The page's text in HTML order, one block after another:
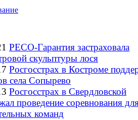
РЕСО-Гарантия застраховала
скульптуры лося
Росгосстрах в Костроме
села Сопырево
Росгосстрах в Свердловской
проведение соревнования
команд